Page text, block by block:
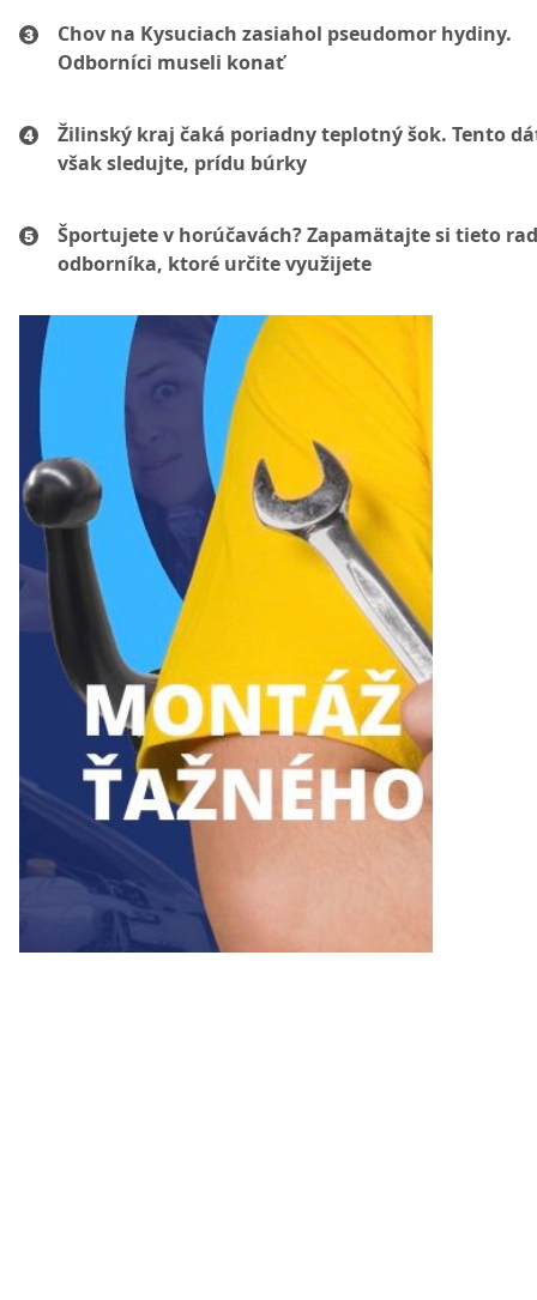
Chov na Kysuciach zasiahol pseudomor hydiny.
Odborníci museli konať
Žilinský kraj čaká poriadny teplotný šok. Tento
však sledujte, prídu búrky
Športujete v horúčavách? Zapamätajte si tieto
odborníka, ktoré určite využijete